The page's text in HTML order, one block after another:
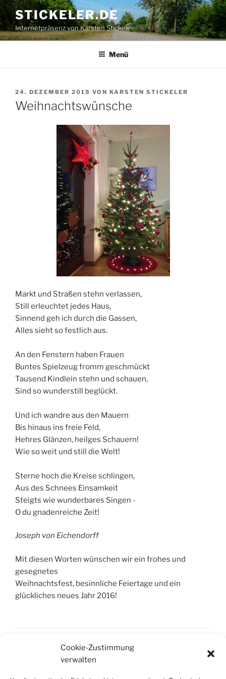
Cookie-Zustimmung
verwalten
Zum
Inhalt
springen
STICKELER.DE
Internetpräsenz von Karsten Stickeler
Menü
VERÖFFENTLICHT
AM
24. DEZEMBER 2015 VON KARSTEN STICKELER
Weihnachtswünsche
Markt und Straßen stehn verlassen,
Still erleuchtet jedes Haus,
Sinnend geh ich durch die Gassen,
Alles sieht so festlich aus.
An den Fenstern haben Frauen
Buntes Spielzeug fromm geschmückt
Tausend Kindlein stehn und schauen,
Sind so wunderstill beglückt.
Und ich wandre aus den Mauern
Bis hinaus ins freie Feld,
Hehres Glänzen, heilges Schauern!
Wie so weit und still die Welt!
Sterne hoch die Kreise schlingen,
Aus des Schnees Einsamkeit
Steigts wie wunderbares Singen -
O du gnadenreiche Zeit!
Joseph von Eichendorff
Mit diesen Worten wünschen wir ein frohes und
gesegnetes
Weihnachtsfest, besinnliche Feiertage und ein
glückliches neues Jahr 2016!
KATEGORIEN